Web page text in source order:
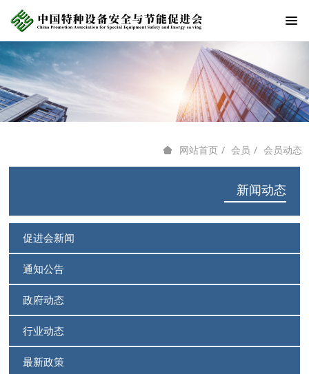
新闻动态
促进会新闻
通知公告
政府动态
行业动态
最新政策
网站首页 会员 会员动态